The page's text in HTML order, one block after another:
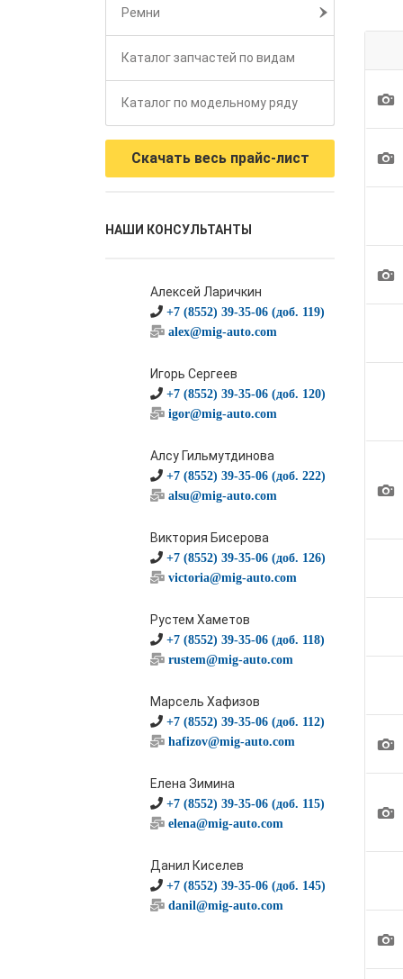
Ремни
Каталог запчастей по видам
Каталог по модельному ряду
Скачать весь прайс-лист
НАШИ КОНСУЛЬТАНТЫ
Алексей Ларичкин
+7 (8552) 39-35-06 (доб. 119)
alex@mig-auto.com
Игорь Сергеев
+7 (8552) 39-35-06 (доб. 120)
igor@mig-auto.com
Алсу Гильмутдинова
+7 (8552) 39-35-06 (доб. 222)
alsu@mig-auto.com
Виктория Бисерова
+7 (8552) 39-35-06 (доб. 126)
victoria@mig-auto.com
Рустем Хаметов
+7 (8552) 39-35-06 (доб. 118)
rustem@mig-auto.com
Марсель Хафизов
+7 (8552) 39-35-06 (доб. 112)
hafizov@mig-auto.com
Елена Зимина
+7 (8552) 39-35-06 (доб. 115)
elena@mig-auto.com
Данил Киселев
+7 (8552) 39-35-06 (доб. 145)
danil@mig-auto.com
1
1
1
1
1
1
1